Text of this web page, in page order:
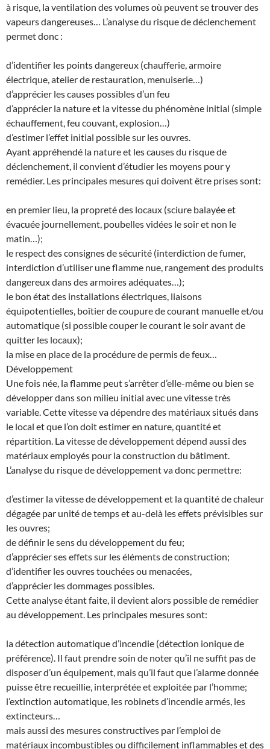
à risque, la ventilation des volumes où peuvent se trouver des
vapeurs dangereuses… L’analyse du risque de déclenchement
permet donc :
d’identifier les points dangereux (chaufferie, armoire
électrique, atelier de restauration, menuiserie…)
d’apprécier les causes possibles d’un feu
d’apprécier la nature et la vitesse du phénomène initial (simple
échauffement, feu couvant, explosion…)
d’estimer l’effet initial possible sur les ouvres.
Ayant appréhendé la nature et les causes du risque de
déclenchement, il convient d’étudier les moyens pour y
remédier. Les principales mesures qui doivent être prises sont:
en premier lieu, la propreté des locaux (sciure balayée et
évacuée journellement, poubelles vidées le soir et non le
matin…);
le respect des consignes de sécurité (interdiction de fumer,
interdiction d’utiliser une flamme nue, rangement des produits
dangereux dans des armoires adéquates…);
le bon état des installations électriques, liaisons
équipotentielles, boîtier de coupure de courant manuelle et/ou
automatique (si possible couper le courant le soir avant de
quitter les locaux);
la mise en place de la procédure de permis de feux…
Développement
Une fois née, la flamme peut s’arrêter d’elle-même ou bien se
développer dans son milieu initial avec une vitesse très
variable. Cette vitesse va dépendre des matériaux situés dans
le local et que l’on doit estimer en nature, quantité et
répartition. La vitesse de développement dépend aussi des
matériaux employés pour la construction du bâtiment.
L’analyse du risque de développement va donc permettre:
d’estimer la vitesse de développement et la quantité de chaleur
dégagée par unité de temps et au-delà les effets prévisibles sur
les ouvres;
de définir le sens du développement du feu;
d’apprécier ses effets sur les éléments de construction;
d’identifier les ouvres touchées ou menacées,
d’apprécier les dommages possibles.
Cette analyse étant faite, il devient alors possible de remédier
au développement. Les principales mesures sont:
la détection automatique d’incendie (détection ionique de
préférence). Il faut prendre soin de noter qu’il ne suffit pas de
disposer d’un équipement, mais qu’il faut que l’alarme donnée
puisse être recueillie, interprétée et exploitée par l’homme;
l’extinction automatique, les robinets d’incendie armés, les
extincteurs…
mais aussi des mesures constructives par l’emploi de
matériaux incombustibles ou difficilement inflammables et des